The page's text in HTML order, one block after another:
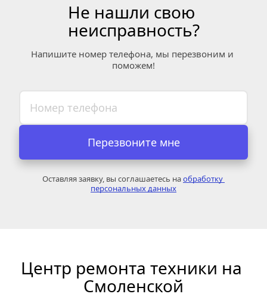
Не нашли свою
неисправность?
Напишите номер телефона, мы перезвоним и
поможем!
Перезвоните мне
Оставляя заявку, вы соглашаетесь на обработку
персональных данных
Центр ремонта техники на
Смоленской